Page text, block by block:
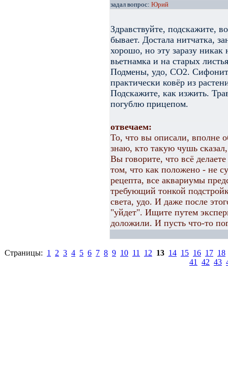
задал вопрос: Юрий
Здравствуйте, подскажите,
бывает. Достала нитчатка,
хорошо, но эту заразу
вьетнамка и на старых
Подмены, удо, СО2.
практически ковёр из
Подскажите, как изжить.
погублю прицепом.
отвечаем:
То, что вы описали, вполне
знаю, кто такую чушь
Вы говорите, что всё
том, что как положено - не
рецепта, все аквариумы
требующий тонкой
света, удо. И даже после
"уйдет". Ищите путем
доложили. И пусть что-то
Страницы: 1 2 3 4 5 6 7 8 9 10 11 12 13 14 15 16 17 18
41
42 43